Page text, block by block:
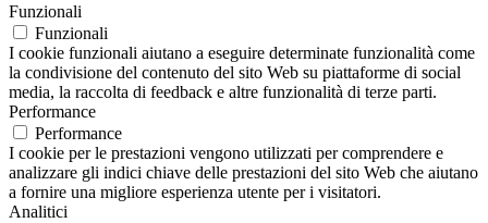
Funzionali
Funzionali
I cookie funzionali aiutano a eseguire determinate funzionalità come
la condivisione del contenuto del sito Web su piattaforme di social
media, la raccolta di feedback e altre funzionalità di terze parti.
Performance
Performance
I cookie per le prestazioni vengono utilizzati per comprendere e
analizzare gli indici chiave delle prestazioni del sito Web che aiutano
a fornire una migliore esperienza utente per i visitatori.
Analitici